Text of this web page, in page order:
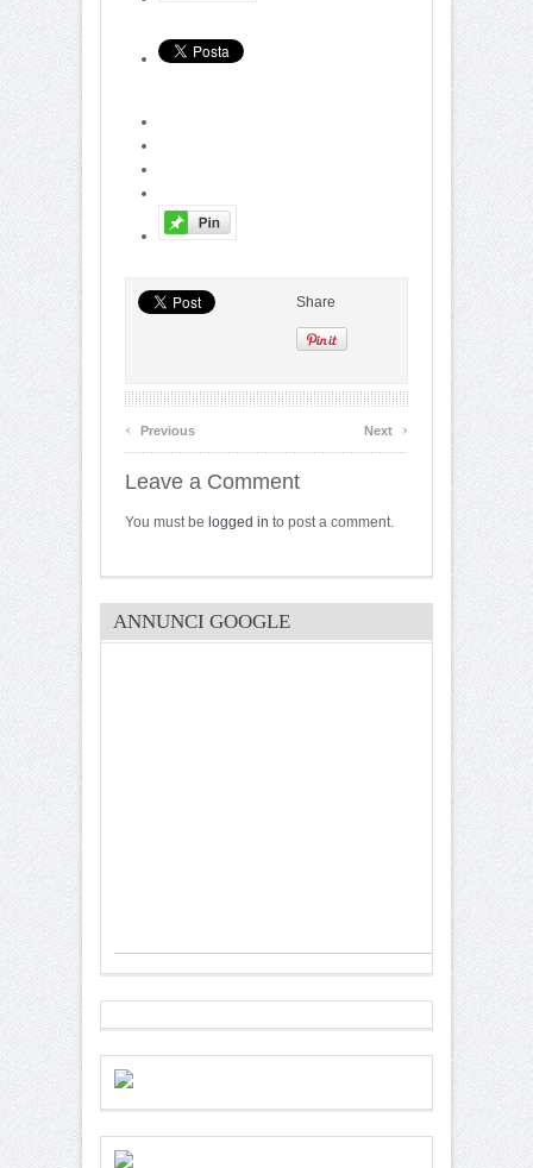
Share
‹ Previous Next ›
Leave a Comment
You must be logged in to post a comment.
ANNUNCI GOOGLE